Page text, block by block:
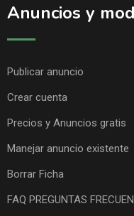
Anuncios y
Publicar anuncio
Crear cuenta
Precios y Anuncios gratis
Manejar anuncio existente
Borrar Ficha
FAQ PREGUNTAS